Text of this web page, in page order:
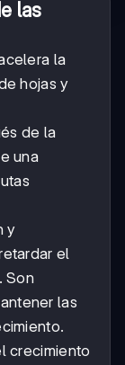
las
la
hojas y
de la
una
y
el
Son
las
crecimiento